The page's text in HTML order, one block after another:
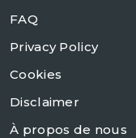
FAQ
Privacy Policy
Cookies
Disclaimer
À propos de nous